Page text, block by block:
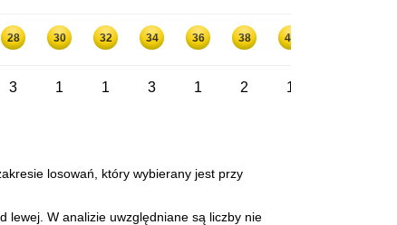
28 30 32 34 36 38 40
3 1 1 3 1 2 1
losowań, który wybierany jest przy
lewej. W analizie uwzględniane są liczby nie